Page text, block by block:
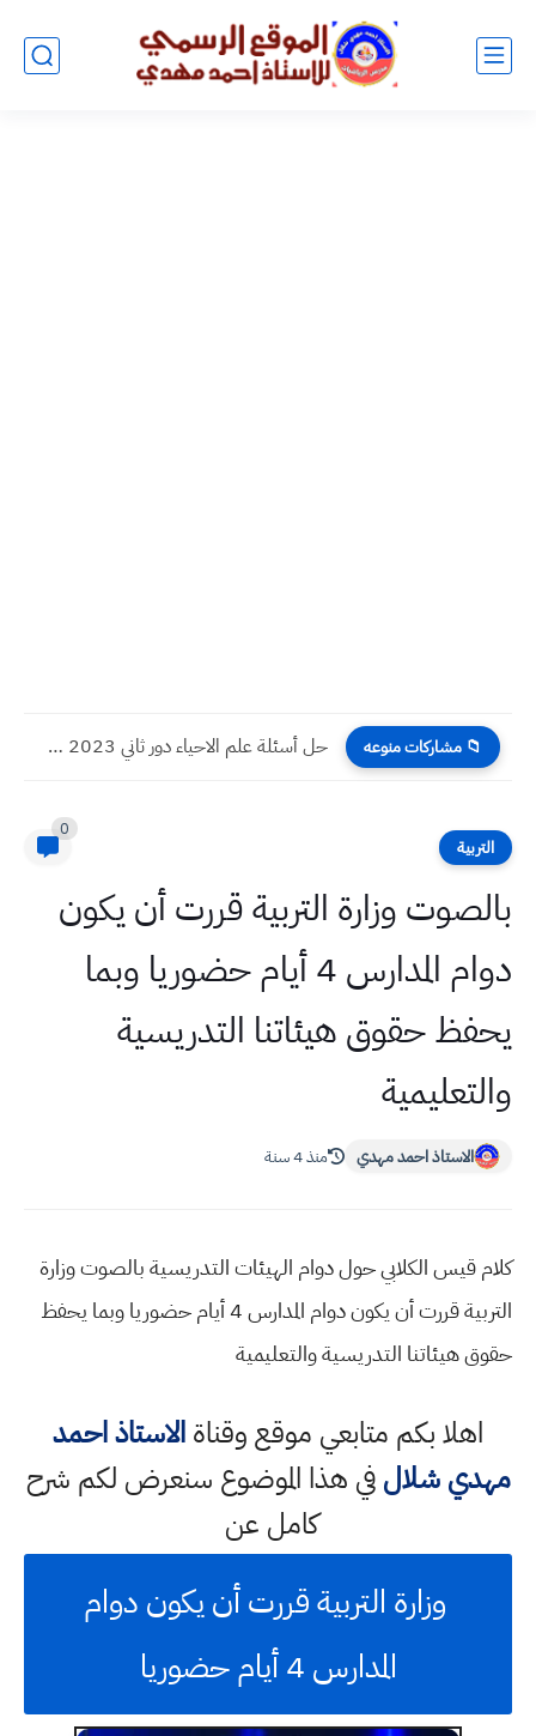
📁 مشاركات منوعه حل أسئلة علم الاحياء دور ثاني 2023 صف سادس احيائي
التربية
0
بالصوت وزارة التربية قررت أن يكون
دوام المدارس 4 أيام حضوريا وبما
يحفظ حقوق هيئاتنا التدريسية
والتعليمية
الاستاذ احمد مهدي منذ 4 سنة
كلام قيس الكلابي حول دوام الهيئات التدريسية بالصوت وزارة
التربية قررت أن يكون دوام المدارس 4 أيام حضوريا وبما يحفظ
حقوق هيئاتنا التدريسية والتعليمية
اهلا بكم متابعي موقع وقناةالاستاذ احمد
مهدي شلالفي هذا الموضوع سنعرض لكم شرح
كامل عن
وزارة التربية قررت أن يكون دوام
المدارس 4 أيام حضوريا